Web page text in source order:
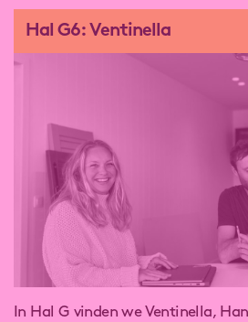
Hal G6: Ventinella
In Hal G vinden we Ventinella,